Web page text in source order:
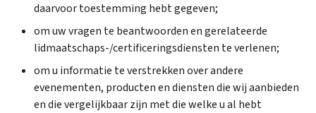
daarvoor toestemming hebt gegeven;
om uw vragen te beantwoorden en gerelateerde
lidmaatschaps-/certificeringsdiensten te verlenen;
om u informatie te verstrekken over andere
evenementen, producten en diensten die wij aanbieden
en die vergelijkbaar zijn met die welke u al hebt